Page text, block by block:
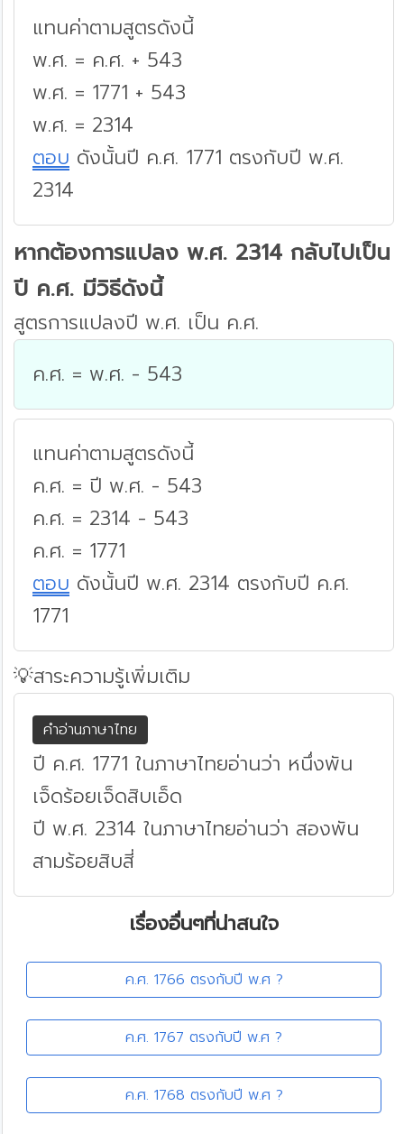
แทนค่าตามสูตรดังนี้
พ.ศ. = ค.ศ. + 543
พ.ศ. = 1771 + 543
พ.ศ. = 2314
ตอบ ดังนั้นปี ค.ศ. 1771 ตรงกับปี พ.ศ.
2314
หากต้องการแปลง พ.ศ. 2314 กลับไปเป็น
ปี ค.ศ. มีวิธีดังนี้
สูตรการแปลงปี พ.ศ. เป็น ค.ศ.
ค.ศ. = พ.ศ. - 543
แทนค่าตามสูตรดังนี้
ค.ศ. = ปี พ.ศ. - 543
ค.ศ. = 2314 - 543
ค.ศ. = 1771
ตอบ ดังนั้นปี พ.ศ. 2314 ตรงกับปี ค.ศ.
1771
💡สาระความรู้เพิ่มเติม
คำอ่านภาษาไทย
ปี ค.ศ. 1771 ในภาษาไทยอ่านว่า หนึ่งพัน
เจ็ดร้อยเจ็ดสิบเอ็ด
ปี พ.ศ. 2314 ในภาษาไทยอ่านว่า สองพัน
สามร้อยสิบสี่
เรื่องอื่นๆที่น่าสนใจ
ค.ศ. 1766 ตรงกับปี พ.ศ ?
ค.ศ. 1767 ตรงกับปี พ.ศ ?
ค.ศ. 1768 ตรงกับปี พ.ศ ?